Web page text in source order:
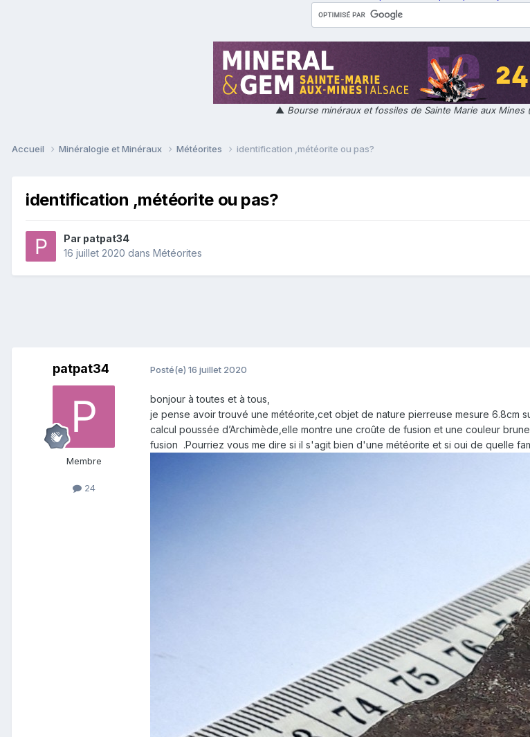
▲ Bourse minéraux et fossiles de Sainte Marie aux
Accueil Minéralogie et Minéraux Météorites identification ,météorite ou pas?
identification ,météorite ou pas?
Par patpat34
16 juillet 2020 dans Météorites
patpat34
Membre
24
Posté(e) 16 juillet 2020
bonjour à toutes et à tous,
je pense avoir trouvé une météorite,cet objet de nature pierreuse mesure 6.8cm
calcul poussée d’Archimède,elle montre une croûte de fusion et une couleur
fusion .Pourriez vous me dire si il s'agit bien d'une météorite et si oui de quelle